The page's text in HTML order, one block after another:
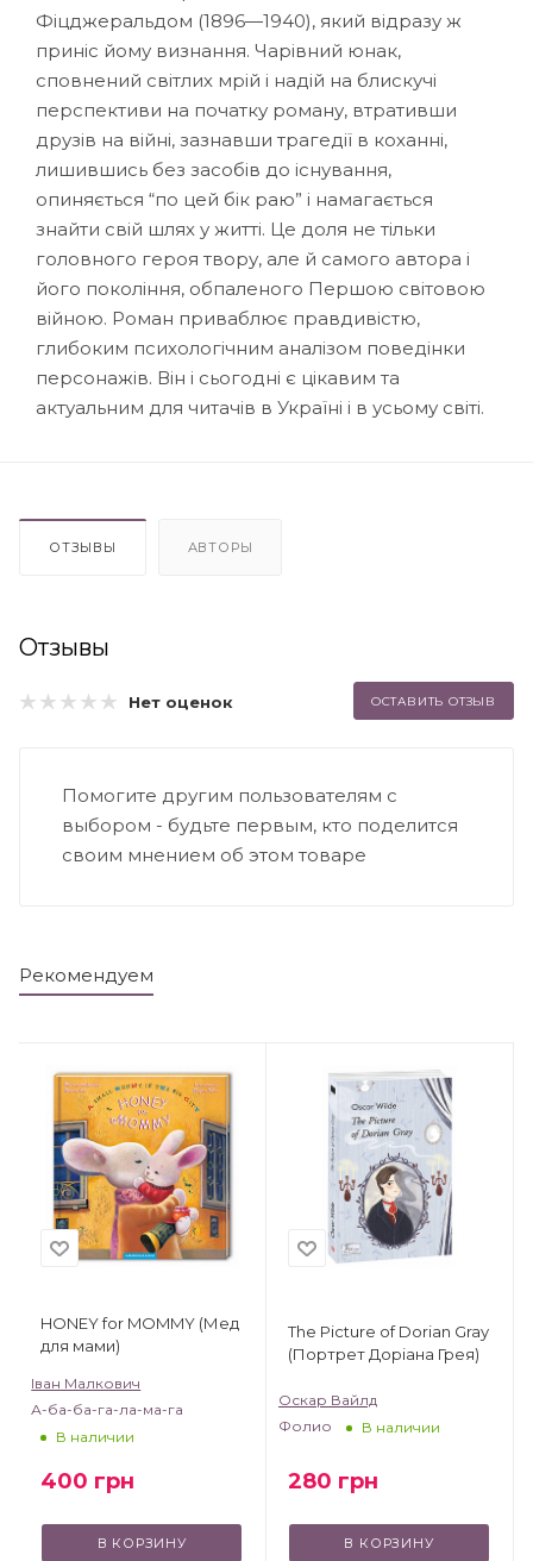
Фіцджеральдом (1896—1940), який відразу ж
приніс йому визнання. Чарівний юнак,
сповнений світлих мрій і надій на блискучі
перспективи на початку роману, втративши
друзів на війні, зазнавши трагедії в коханні,
лишившись без засобів до існування,
опиняється “по цей бік раю” і намагається
знайти свій шлях у житті. Це доля не тільки
головного героя твору, але й самого автора і
його покоління, обпаленого Першою світовою
війною. Роман приваблює правдивістю,
глибоким психологічним аналізом поведінки
персонажів. Він і сьогодні є цікавим та
актуальним для читачів в Україні і в усьому світі.
ОТЗЫВЫ АВТОРЫ
Отзывы
Нет оценок ОСТАВИТЬ ОТЗЫВ
Помогите другим пользователям с
выбором - будьте первым, кто поделится
своим мнением об этом товаре
Рекомендуем
HONEY for MOMMY (Мед
для мами)
Іван Малкович
А-ба-ба-га-ла-ма-га
В наличии
400 грн
В КОРЗИНУ
The Picture of Dorian Gray
(Портрет Доріана Грея)
Оскар Вайлд
Фолио
В наличии
280 грн
В КОРЗИНУ